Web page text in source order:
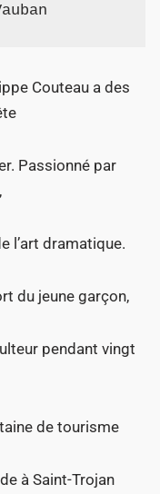
Couteau a des
Passionné par
l’art dramatique.
du jeune garçon,
pendant vingt
de tourisme
à Saint-Trojan